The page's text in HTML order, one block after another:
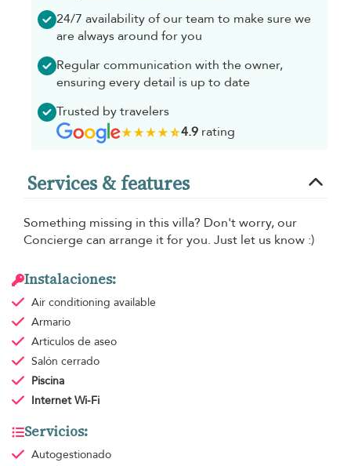
24/7 availability of our team to make sure we
are always around for you
Regular communication with the owner,
ensuring every detail is up to date
Trusted by travelers
4.9rating
Services & features
Something missing in this villa? Don't worry, our
Concierge can arrange it for you. Just let us know :)
Instalaciones:
Air conditioning available
Armario
Articulos de aseo
Salón cerrado
Piscina
Internet Wi-Fi
Servicios:
Autogestionado